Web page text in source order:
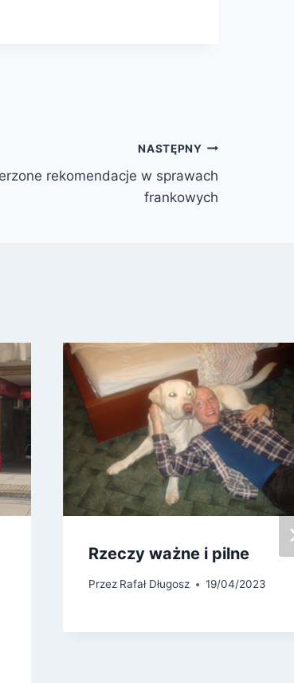
NASTĘPNY
rekomendacje w sprawach
frankowych
Rzeczy ważne i pilne
Przez Rafał Długosz 19/04/2023